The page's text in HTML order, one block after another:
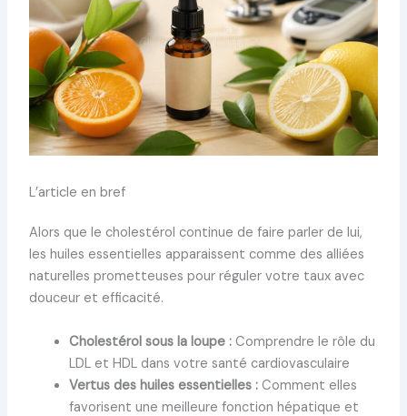
L’article en bref
Alors que le cholestérol continue de faire parler de lui,
les huiles essentielles apparaissent comme des alliées
naturelles prometteuses pour réguler votre taux avec
douceur et efficacité.
Cholestérol sous la loupe :Comprendre le rôle du
LDL et HDL dans votre santé cardiovasculaire
Vertus des huiles essentielles :Comment elles
favorisent une meilleure fonction hépatique et